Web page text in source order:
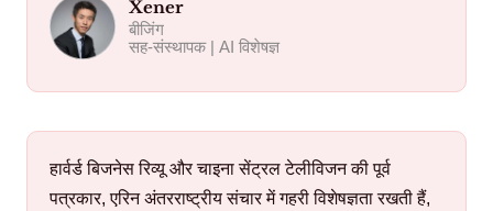
Xener
बीजिंग
सह-संस्थापक | AI विशेषज्ञ
हार्वर्ड बिजनेस रिव्यू और चाइना सेंट्रल टेलीविजन की पूर्व
पत्रकार, एरिन अंतरराष्ट्रीय संचार में गहरी विशेषज्ञता रखती हैं,